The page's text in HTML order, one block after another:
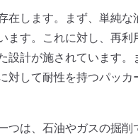
在します。まず、単純な
ます。これに対し、再利
設計が施されています。
対して耐性を持つパッカ
つは、石油やガスの掘削